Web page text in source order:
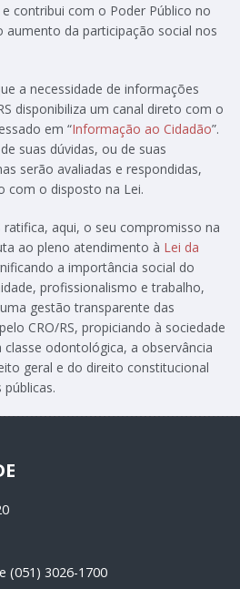
contribui com o Poder Público no
da participação social nos
a necessidade de informações
disponibiliza um canal direto com o
em “Informação ao Cidadão”.
suas dúvidas, ou de suas
serão avaliadas e respondidas,
com o disposto na Lei.
ratifica, aqui, o seu compromisso na
ao pleno atendimento à Lei da
a importância social do
profissionalismo e trabalho,
gestão transparente das
CRO/RS, propiciando à sociedade
classe odontológica, a observância
geral e do direito constitucional
(051) 3026-1700